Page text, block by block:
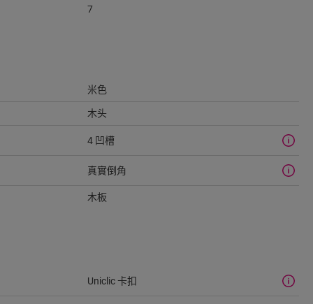
7
米色
木头
4 凹槽
真實倒角
木板
Uniclic 卡扣